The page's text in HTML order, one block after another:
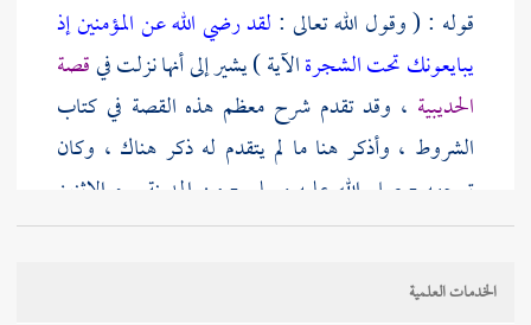
قوله : ( وقول الله تعالى : لقد رضي الله عن المؤمنين إذ
يبايعونك تحت الشجرةالآية ) يشير إلى أنها نزلت فيقصة
الحديبية ، وقد تقدم شرح معظم هذه القصة في كتاب
الشروط ، وأذكر هنا ما لم يتقدم له ذكر هناك ، وكان
توجهه - صلى الله عليه وسلم - من المدينة يوم الاثنين
مستهل ذي القعدة سنة ست فخرج قاصدا إلى العمرة
فصده المشركون عن الوصول إلى البيت ، ووقعت بينهم
المصالحة على أن يدخلالخدمات العلمية